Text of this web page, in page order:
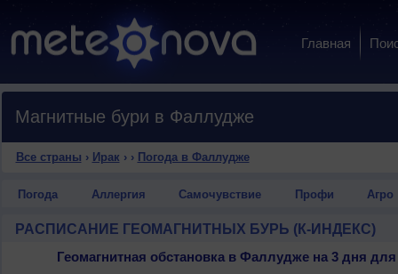
Главная
Магнитные бури в Фаллудже
Все страны › Ирак › › Погода в Фаллудже
Погода Аллергия Самочувствие Профи Агро
РАСПИСАНИЕ ГЕОМАГНИТНЫХ БУРЬ (К-ИНДЕКС)
Геомагнитная обстановка в Фаллудже на 3 дня